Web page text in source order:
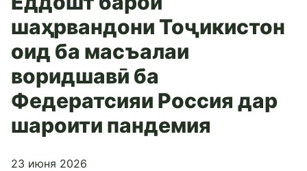
шаҳрвандони Тоҷикистон
оид ба масъалаи
воридшавӣ ба
Федератсияи Россия дар
шароити пандемия
23 июня 2026